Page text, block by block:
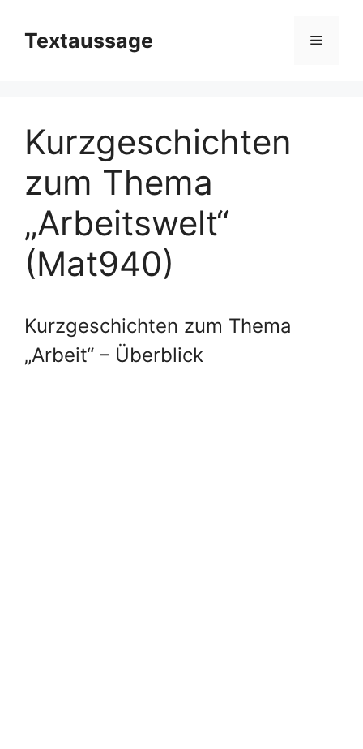
Inhalt
springen
Textaussage Menü
Kurzgeschichten
zum Thema
„Arbeitswelt“
(Mat940)
Kurzgeschichten zum Thema
„Arbeit“ – Überblick